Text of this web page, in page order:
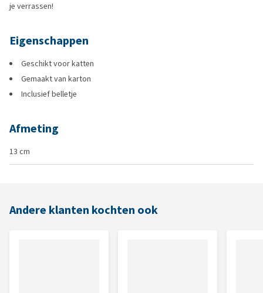
je verrassen!
Eigenschappen
Geschikt voor katten
Gemaakt van karton
Inclusief belletje
Afmeting
13 cm
Andere klanten kochten ook